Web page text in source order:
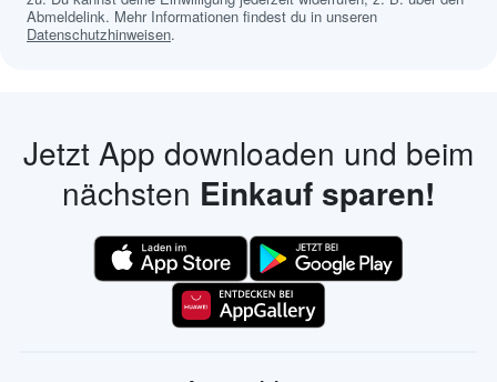
Abmeldelink. Mehr Informationen findest du in unseren
Datenschutzhinweisen.
Jetzt App downloaden und beim
nächsten Einkauf sparen!